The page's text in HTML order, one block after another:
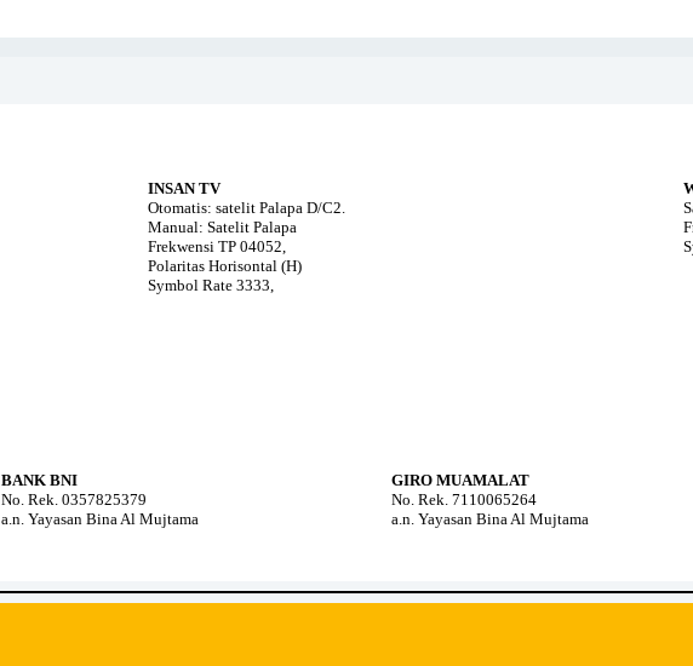
INSAN TV
Otomatis: satelit Palapa D/C2.
Manual: Satelit Palapa
Frekwensi TP 04052,
Polaritas Horisontal (H)
Symbol Rate 3333,
BANK BNI
No. Rek. 0357825379
a.n. Yayasan Bina Al Mujtama
GIRO MUAMALAT
No. Rek. 7110065264
a.n. Yayasan Bina Al Mujtama